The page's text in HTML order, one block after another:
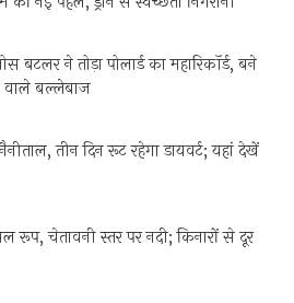
बटलर ने तोड़ा पोलार्ड का महारिकॉर्ड, बने
वाले बल्लेबाज
तीन दिन रूट रहेगा डायवर्ट; यहां देखें
रूप, चेतावनी स्तर पर नदी; किनारों से दूर